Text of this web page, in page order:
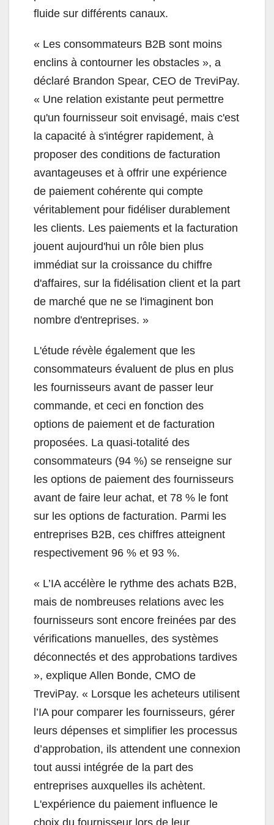
fluide sur différents canaux.
« Les consommateurs B2B sont moins
enclins à contourner les obstacles », a
déclaré Brandon Spear, CEO de TreviPay.
« Une relation existante peut permettre
qu'un fournisseur soit envisagé, mais c'est
la capacité à s'intégrer rapidement, à
proposer des conditions de facturation
avantageuses et à offrir une expérience
de paiement cohérente qui compte
véritablement pour fidéliser durablement
les clients. Les paiements et la facturation
jouent aujourd'hui un rôle bien plus
immédiat sur la croissance du chiffre
d'affaires, sur la fidélisation client et la part
de marché que ne se l'imaginent bon
nombre d'entreprises. »
L'étude révèle également que les
consommateurs évaluent de plus en plus
les fournisseurs avant de passer leur
commande, et ceci en fonction des
options de paiement et de facturation
proposées. La quasi-totalité des
consommateurs (94 %) se renseigne sur
les options de paiement des fournisseurs
avant de faire leur achat, et 78 % le font
sur les options de facturation. Parmi les
entreprises B2B, ces chiffres atteignent
respectivement 96 % et 93 %.
« L’IA accélère le rythme des achats B2B,
mais de nombreuses relations avec les
fournisseurs sont encore freinées par des
vérifications manuelles, des systèmes
déconnectés et des approbations tardives
», explique Allen Bonde, CMO de
TreviPay. « Lorsque les acheteurs utilisent
l’IA pour comparer les fournisseurs, gérer
leurs dépenses et simplifier les processus
d’approbation, ils attendent une connexion
tout aussi intégrée de la part des
entreprises auxquelles ils achètent.
L'expérience du paiement influence le